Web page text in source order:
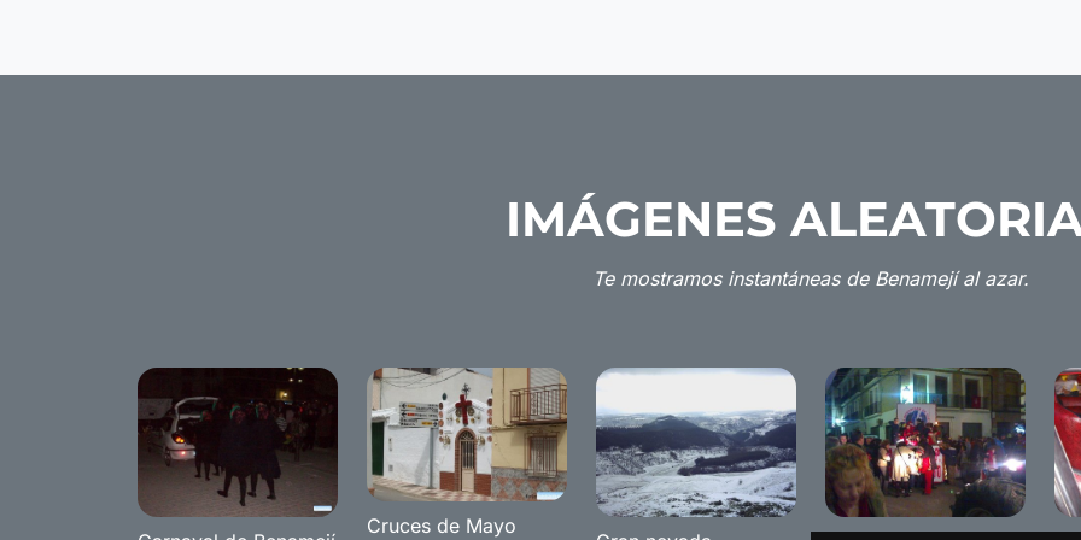
IMÁGENES
Te mostramos instantáneas de Benamejí al azar.
Cruces de Mayo